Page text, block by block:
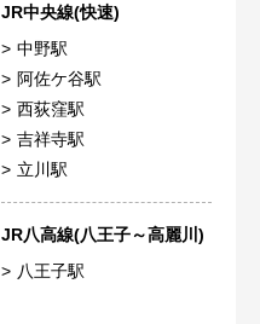
JR中央線(快速)
中野駅
阿佐ケ谷駅
西荻窪駅
吉祥寺駅
立川駅
JR八高線(八王子～高麗川)
八王子駅